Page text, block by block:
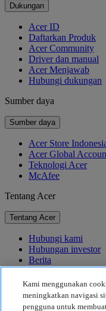
Dukungan
Acer ID
Daftarkan Produk
Acer Community
Driver dan manual
Acer Menjawab
Hubungi dukungan
Sumber daya
Sumber daya
Acer Store
Acer Global
Teknologi Acer
McAfee
Tentang Acer
Tentang Acer
Hubungi kami
Hubungan investor
Berita
Penghargaan
Acara
Keberlanjutan
Kami menggunakan
meningkatkan navigasi
pengguna untuk